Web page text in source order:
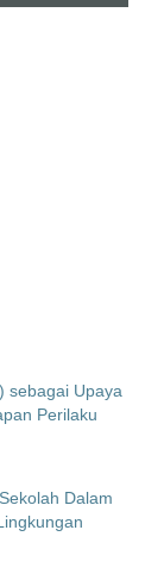
sebagai Upaya
Perilaku
Dalam